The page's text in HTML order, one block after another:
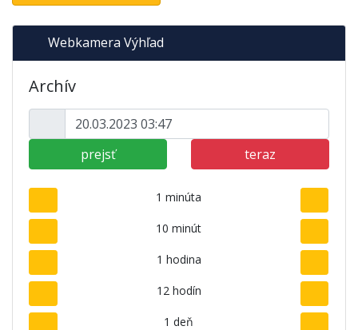
Webkamera Výhľad
Archív
prejsť teraz
1 minúta
10 minút
1 hodina
12 hodín
1 deň